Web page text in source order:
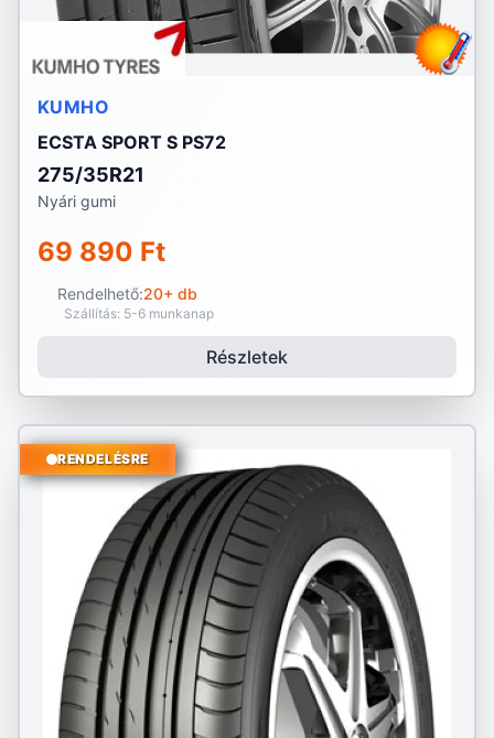
KUMHO
ECSTA SPORT S PS72
275/35R21
Nyári gumi
69 890 Ft
Rendelhető:20+ db
Szállítás: 5-6 munkanap
Részletek
RENDELÉSRE